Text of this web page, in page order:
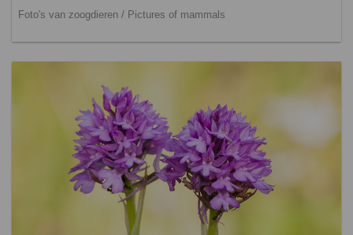
Foto's van zoogdieren / Pictures of mammals